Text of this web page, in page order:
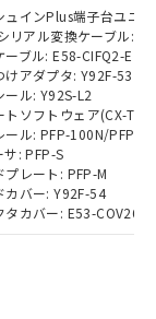
ュインPlus端子台ユニ
リアル変換ケーブル:
ーブル: E58-CIFQ2-E
けアダプタ: Y92F-53
ール: Y92S-L2
トソフトウェア(CX-
ール: PFP-100N/PFP-
サ: PFP-S
プレート: PFP-M
カバー: Y92F-54
タカバー: E53-COV26
のうえ
業取扱
価格
ので
には、
もある
質）の
出す予
質）の
認中の
で、有
として
などや
RoHSの
RoHSの
。
へお問
、外国
商品